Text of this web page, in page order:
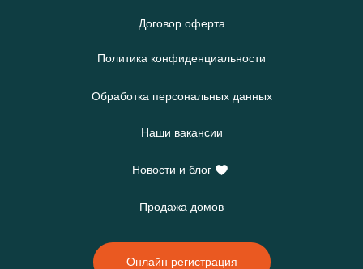
Онлайн регистрация
Политика конфиденциальности
Обработка персональных данных
Новости и блог
Наши вакансии
Продажа домов
Договор оферта